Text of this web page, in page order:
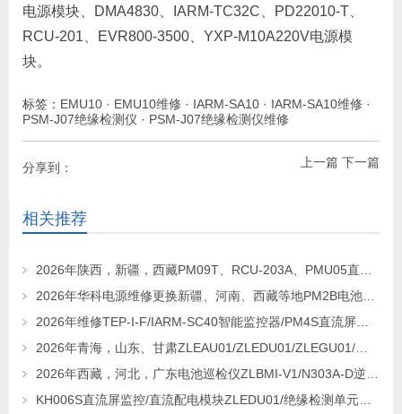
电源模块、DMA4830、IARM-TC32C、PD22010-T、
RCU-201、EVR800-3500、YXP-M10A220V电源模
块。
标签： EMU10 · EMU10维修 · IARM-SA10 · IARM-SA10维修 ·
PSM-J07绝缘检测仪 · PSM-J07绝缘检测仪维修
上一篇 下一篇
分享到：
相关推荐
2026年陕西，新疆，西藏PM09T、RCU-203A、PMU05直流屏监控维修及更换请联系华科电源
2026年华科电源维修更换新疆、河南、西藏等地PM2B电池巡检单元，PM2J绝缘检测单元、PSM-T07E 监控
2026年维修TEP-I-F/IARM-SC40智能监控器/PM4S直流屏监控找华科电源
2026年青海，山东、甘肃ZLEAU01/ZLEDU01/ZLEGU01/电池巡检仪ZLBM-12更换及维修
2026年西藏，河北，广东电池巡检仪ZLBMI-V1/N303A-D逆变器/ATC48M30Ⅲ电源模块维修更换
KH006S直流屏监控/直流配电模块ZLEDU01/绝缘检测单元DJY60更换及维修